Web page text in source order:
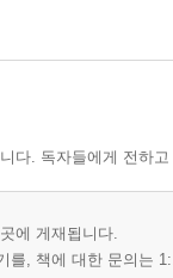
다. 독자들에게 전하
에 게재됩니다.
를, 책에 대한 문의는